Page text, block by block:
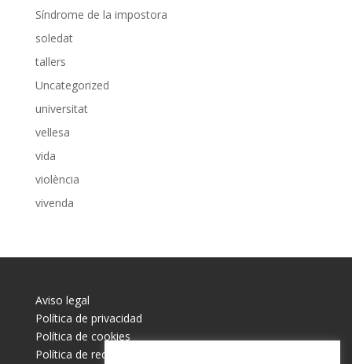
Síndrome de la impostora
soledat
tallers
Uncategorized
universitat
vellesa
vida
violència
vivenda
Aviso legal
Política de privacidad
Política de cookies
Política de redes sociales